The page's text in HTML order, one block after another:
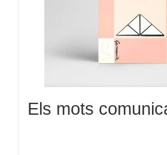
Els mots